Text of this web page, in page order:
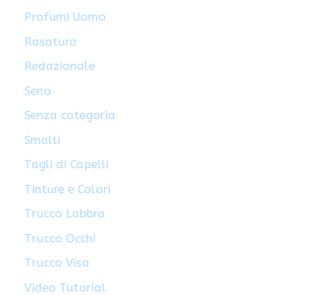
Profumi Uomo
Rasatura
Redazionale
Seno
Senza categoria
Smalti
Tagli di Capelli
Tinture e Colori
Trucco Labbra
Trucco Occhi
Trucco Viso
Video Tutorial